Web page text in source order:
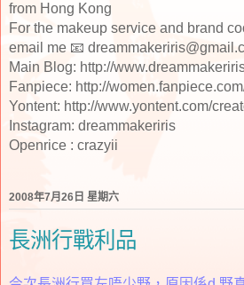
from Hong Kong
For the makeup service and brand
email me 📧
Main Blog: http://
Fanpiece: http://
Yontent: http://www.yontent.com/
Instagram: dreammakeriris
Openrice : crazyii
2008年7月26日 星期六
長洲行戰利品